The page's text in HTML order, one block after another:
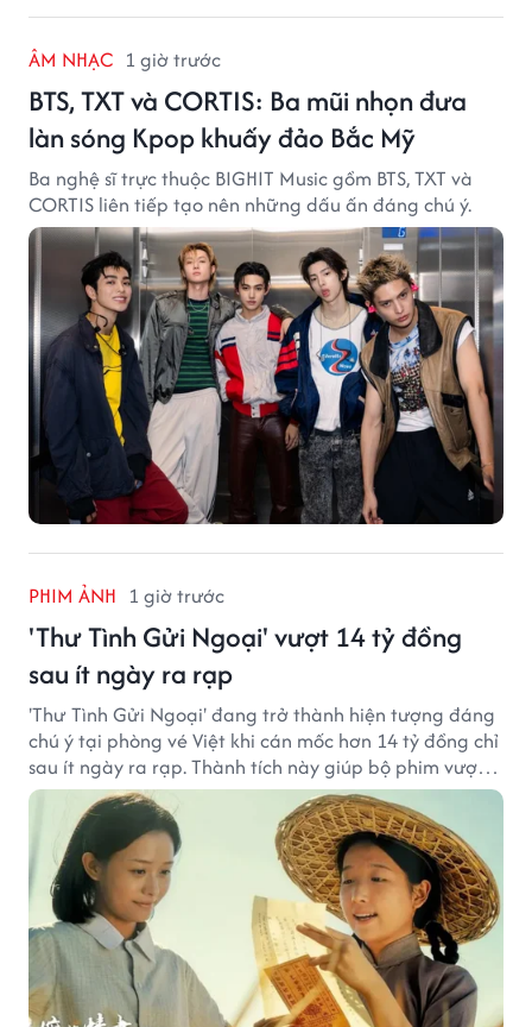
ÂM NHẠC 1 giờ trước
BTS, TXT và CORTIS: Ba mũi nhọn đưa
làn sóng Kpop khuấy đảo Bắc Mỹ
Ba nghệ sĩ trực thuộc BIGHIT Music gồm BTS, TXT và
CORTIS liên tiếp tạo nên những dấu ấn đáng chú ý.
PHIM ẢNH 1 giờ trước
'Thư Tình Gửi Ngoại' vượt 14 tỷ đồng
sau ít ngày ra rạp
'Thư Tình Gửi Ngoại' đang trở thành hiện tượng đáng
chú ý tại phòng vé Việt khi cán mốc hơn 14 tỷ đồng chỉ
sau ít ngày ra rạp. Thành tích này giúp bộ phim vượt
kỳ vọng ban đầu và duy trì sức hút giữa cuộc cạnh
tranh của nhiều tác phẩm lớn.